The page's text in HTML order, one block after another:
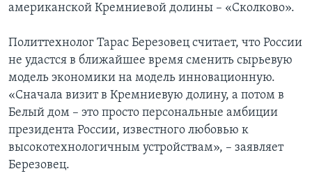
американской Кремниевой долины – «Сколково».
Политтехнолог Тарас Березовец считает, что России
не удастся в ближайшее время сменить сырьевую
модель экономики на модель инновационную.
«Сначала визит в Кремниевую долину, а потом в
Белый дом – это просто персональные амбиции
президента России, известного любовью к
высокотехнологичным устройствам», – заявляет
Березовец.